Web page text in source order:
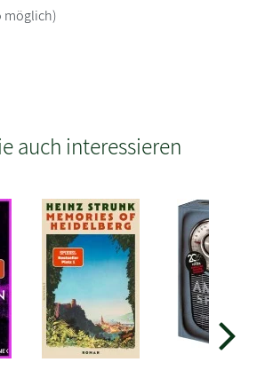
möglich)
auch interessieren